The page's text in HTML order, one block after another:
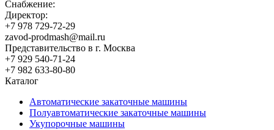
Снабжение:
Директор:
+7 978 729-72-29
zavod-prodmash@mail.ru
Представительство в г. Москва
+7 929 540-71-24
+7 982 633-80-80
Каталог
Автоматические закаточные машины
Полуавтоматические закаточные машины
Укупорочные машины